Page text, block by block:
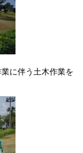
に伴う土木作業を